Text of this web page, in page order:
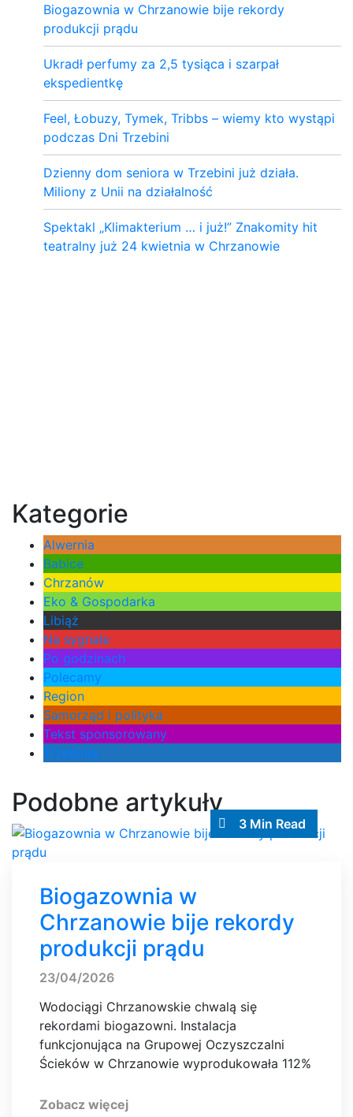
Biogazownia w Chrzanowie bije rekordy
produkcji prądu
Ukradł perfumy za 2,5 tysiąca i szarpał
ekspedientkę
Feel, Łobuzy, Tymek, Tribbs – wiemy kto wystąpi
podczas Dni Trzebini
Dzienny dom seniora w Trzebini już działa.
Miliony z Unii na działalność
Spektakl „Klimakterium … i już!” Znakomity hit
teatralny już 24 kwietnia w Chrzanowie
Kategorie
Alwernia
Babice
Chrzanów
Eko & Gospodarka
Libiąż
Na sygnale
Po godzinach
Polecamy
Region
Samorząd i polityka
Tekst sponsorowany
Trzebinia
Podobne artykuły
3 Min Read
Biogazownia w
Chrzanowie bije rekordy
produkcji prądu
23/04/2026
Wodociągi Chrzanowskie chwalą się
rekordami biogazowni. Instalacja
funkcjonująca na Grupowej Oczyszczalni
Ścieków w Chrzanowie wyprodukowała 112%
Zobacz więcej